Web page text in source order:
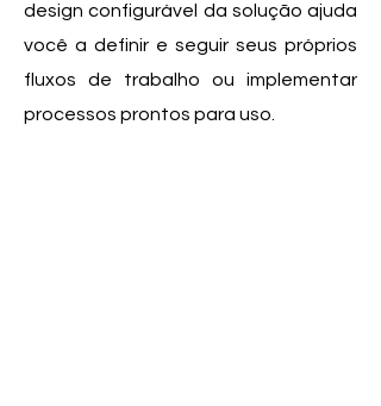
design configurável da solução ajuda
você a definir e seguir seus próprios
fluxos de trabalho ou implementar
processos prontos para uso.